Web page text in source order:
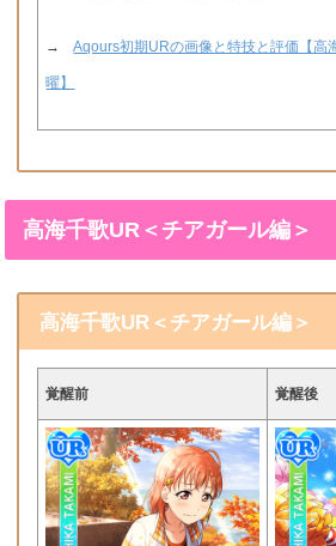
→Aqours初期URの画像と特技と評価【高
曜】
高海千歌UR＜チアガール編＞
高海千歌UR＜チアガール編＞
覚醒前 覚醒後